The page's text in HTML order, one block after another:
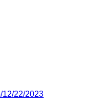
12/22/2023